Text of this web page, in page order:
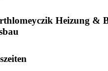
Heizung &